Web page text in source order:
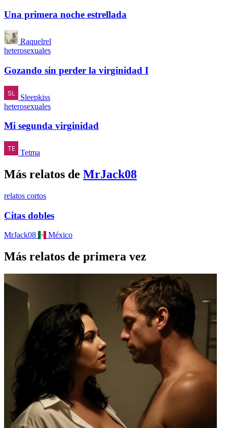
Una primera noche estrellada
Raquelrel
heterosexuales
Gozando sin perder la virginidad I
Sleepkiss
heterosexuales
Mi segunda virginidad
Tetma
Más relatos de MrJack08
relatos cortos
Citas dobles
MrJack08 México
Más relatos de primera vez